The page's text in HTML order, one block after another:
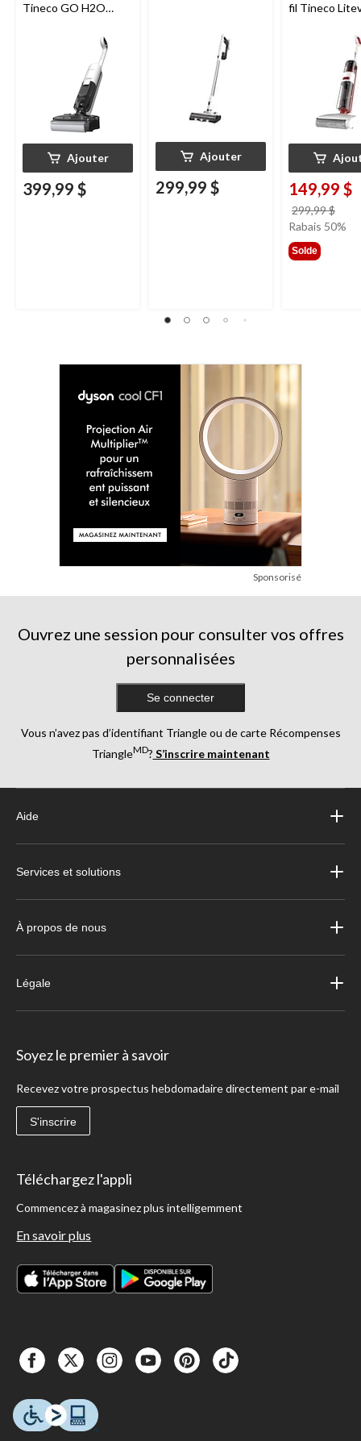
Tineco GO H2O
Ajouter
399,99 $
Ajouter
299,99 $
fil Tineco
149,99 $
299,99 $
était
Rabais 50%
Solde
Sponsorisé
Ouvrez une session pour consulter vos offres
personnalisées
Se connecter
Vous n’avez pas d’identifiant Triangle ou de carte Récompenses
TriangleMD? S’inscrire maintenant
Aide
Services et solutions
À propos de nous
Légale
Soyez le premier à savoir
Recevez votre prospectus hebdomadaire directement par e-mail
S'inscrire
Téléchargez l'appli
Commencez à magasinez plus intelligemment
En savoir plus